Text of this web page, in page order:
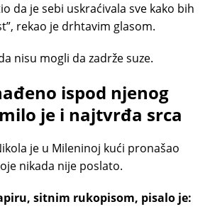
da je sebi uskraćivala sve kako bih
rekao je drhtavim glasom.
nisu mogli da zadrže suze.
ispod njenog
je i najtvrđa srca
je u Mileninoj kući pronašao
nikada nije poslato.
sitnim rukopisom, pisalo je: